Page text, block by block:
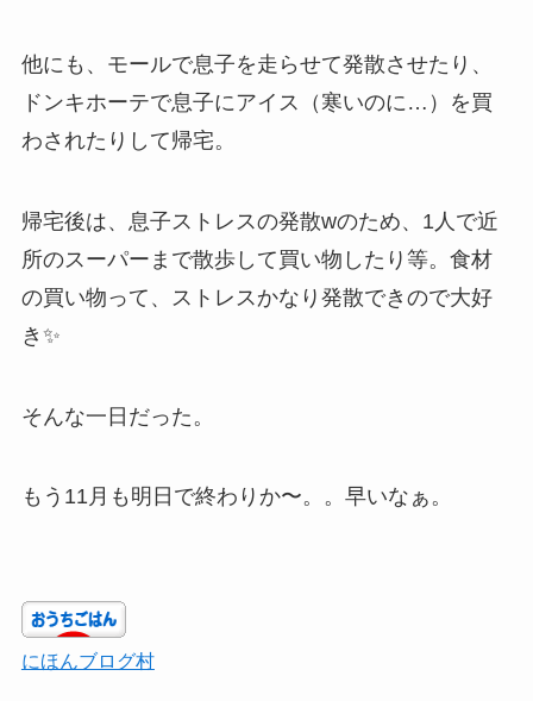
他にも、モールで息子を走らせて発散させたり、
ドンキホーテで息子にアイス（寒いのに…）を買
わされたりして帰宅。
帰宅後は、息子ストレスの発散wのため、1人で近
所のスーパーまで散歩して買い物したり等。食材
の買い物って、ストレスかなり発散できので大好
き✨
そんな一日だった。
もう11月も明日で終わりか〜。。早いなぁ。
にほんブログ村